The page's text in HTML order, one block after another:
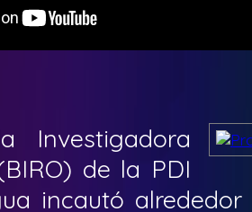
Investigadora
de la PDI
incautó